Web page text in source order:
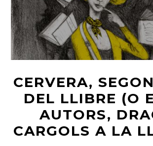
CERVERA,
DEL LLIBRE (O
AUTORS,
CARGOLS A LA